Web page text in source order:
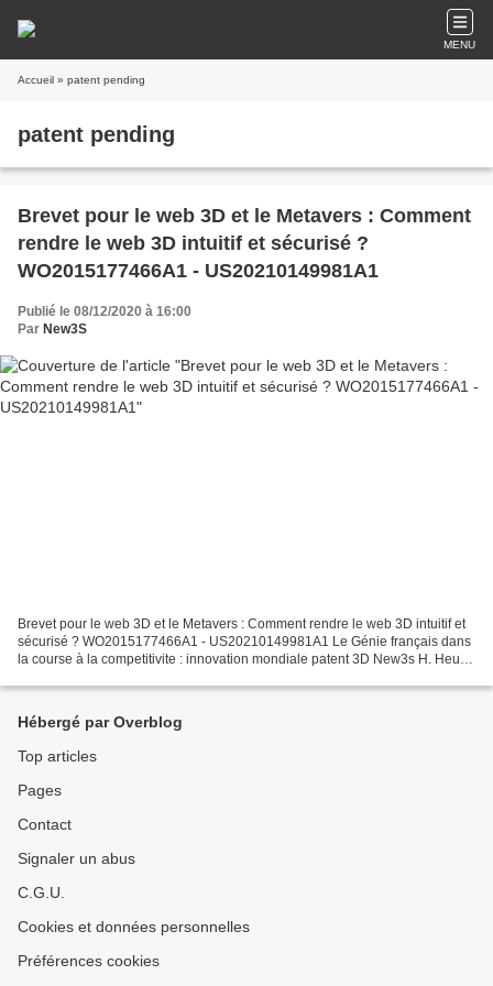
MENU
Accueil » patent pending
patent pending
Brevet pour le web 3D et le Metavers : Comment
rendre le web 3D intuitif et sécurisé ?
WO2015177466A1 - US20210149981A1
Publié le 08/12/2020 à 16:00
Par New3S
Brevet pour le web 3D et le Metavers : Comment rendre le web 3D intuitif et
sécurisé ? WO2015177466A1 - US20210149981A1 Le Génie français dans
la course à la competitivite : innovation mondiale patent 3D New3s H. Heully
Hébergé par Overblog
Top articles
Pages
Contact
Signaler un abus
C.G.U.
Cookies et données personnelles
Préférences cookies